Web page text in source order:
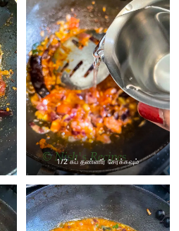
1/2 கப் தண்ணீர் சேர்க்கவும்